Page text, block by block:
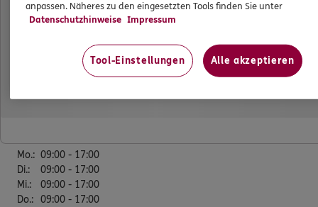
Generalagentur
36100 Petersberg
0661 25030388
Fax: 0661/25030385
Mo.: 09:00 - 17:00
Di.:
09:00 - 17:00
Mi.:
09:00 - 17:00
Do.: 09:00 - 17:00
anpassen. Näheres zu den eingesetzten Tools finden Sie unter
Datenschutzhinweise Impressum
Tool-Einstellungen Alle akzeptieren